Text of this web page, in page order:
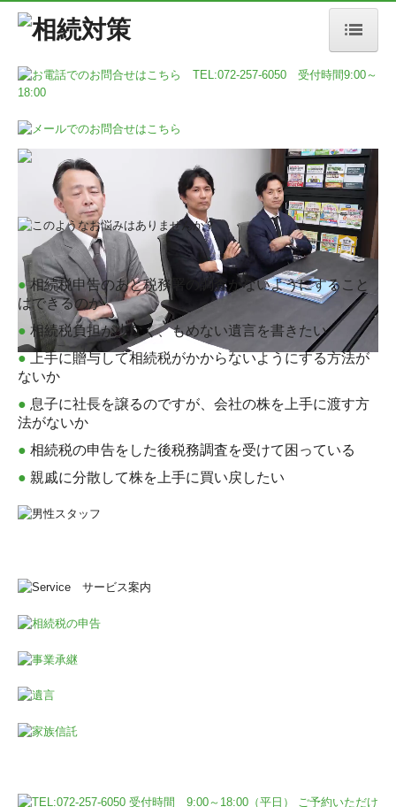
ホーム
各種プラン・料金
採用情報
相続税額の早見表
● 相続税申告のあと税務署の調査がないようにすること
はできるのか
● 相続税負担が少なく、もめない遺言を書きたい
●
上手に贈与して相続税がかからないようにする方法が
ないか
● 息子に社長を譲るのですが、会社の株を上手に渡す方
法がないか
● 相続税の申告をした後税務調査を受けて困っている
● 親戚に分散して株を上手に買い戻したい